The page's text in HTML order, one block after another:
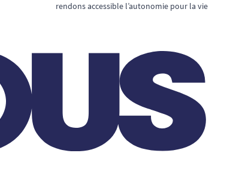
rendons accessible l’autonomie pour la vie